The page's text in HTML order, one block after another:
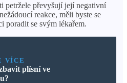
petržele převyšují její negativní
reakce, měli byste se
poradit se svým lékařem.
VÍCE
plísní ve